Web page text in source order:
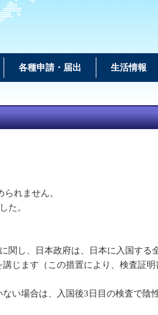
各種申請・届出 生活情報
れません。
た。
関し、日本政府は、日本に入国す
じます（この措置により、検査証
い場合は、入国後3日目の検査で